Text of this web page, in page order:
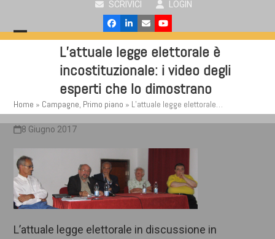
content
SCRIVICI LOGIN
Facebook
LinkedIn
EmailYouTube
L’attuale legge elettorale è
incostituzionale: i video degli
esperti che lo dimostrano
Home » Campagne, Primo piano » L’attuale legge elettorale…
8 Giugno 2017
L’attuale legge elettorale in discussione in